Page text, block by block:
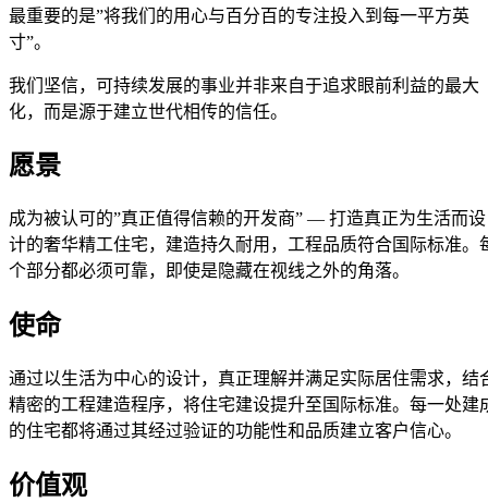
最重要的是”将我们的用心与百分百的专注投入到每一平方英
寸”。
我们坚信，可持续发展的事业并非来自于追求眼前利益的最大
化，而是源于建立世代相传的信任。
愿景
成为被认可的”真正值得信赖的开发商” — 打造真正为生活而设
计的奢华精工住宅，建造持久耐用，工程品质符合国际标准。
个部分都必须可靠，即使是隐藏在视线之外的角落。
使命
通过以生活为中心的设计，真正理解并满足实际居住需求，结
精密的工程建造程序，将住宅建设提升至国际标准。每一处建
的住宅都将通过其经过验证的功能性和品质建立客户信心。
价值观